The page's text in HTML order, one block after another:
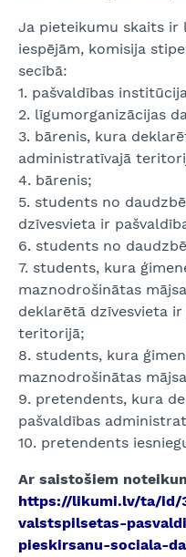
Ja pieteikumu skaits ir
iespējām, komisija
secībā:
1. pašvaldības
2. līgumorganizācijas
3. bārenis, kura
administratīvajā
4. bārenis;
5. students no
dzīvesvieta ir
6. students no
7. students, kura
maznodrošinātas
deklarētā dzīvesvieta
teritorijā;
8. students, kura
maznodrošinātas
9. pretendents, kura
pašvaldības
10. pretendents
Ar saistošiem
https://likumi.lv/ta/id/
valstspilsetas-
pieskirsanu-sociala-